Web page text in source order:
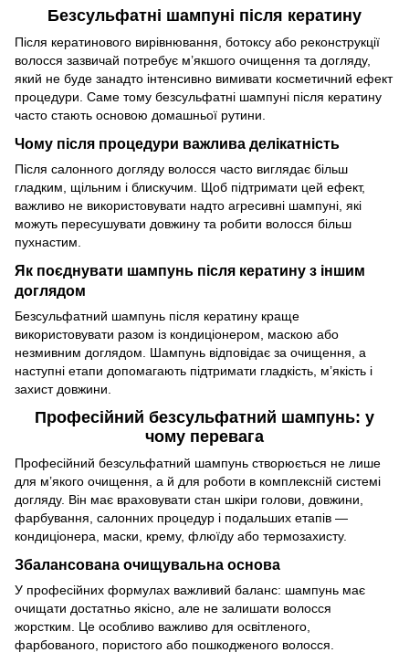
Безсульфатні шампуні після кератину
Після кератинового вирівнювання, ботоксу або реконструкції
волосся зазвичай потребує м’якшого очищення та догляду,
який не буде занадто інтенсивно вимивати косметичний ефект
процедури. Саме тому безсульфатні шампуні після кератину
часто стають основою домашньої рутини.
Чому після процедури важлива делікатність
Після салонного догляду волосся часто виглядає більш
гладким, щільним і блискучим. Щоб підтримати цей ефект,
важливо не використовувати надто агресивні шампуні, які
можуть пересушувати довжину та робити волосся більш
пухнастим.
Як поєднувати шампунь після кератину з іншим
доглядом
Безсульфатний шампунь після кератину краще
використовувати разом із кондиціонером, маскою або
незмивним доглядом. Шампунь відповідає за очищення, а
наступні етапи допомагають підтримати гладкість, м’якість і
захист довжини.
Професійний безсульфатний шампунь: у
чому перевага
Професійний безсульфатний шампунь створюється не лише
для м’якого очищення, а й для роботи в комплексній системі
догляду. Він має враховувати стан шкіри голови, довжини,
фарбування, салонних процедур і подальших етапів —
кондиціонера, маски, крему, флюїду або термозахисту.
Збалансована очищувальна основа
У професійних формулах важливий баланс: шампунь має
очищати достатньо якісно, але не залишати волосся
жорстким. Це особливо важливо для освітленого,
фарбованого, пористого або пошкодженого волосся.